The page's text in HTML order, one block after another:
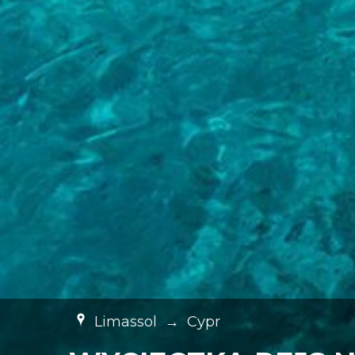
Limassol → Cypr